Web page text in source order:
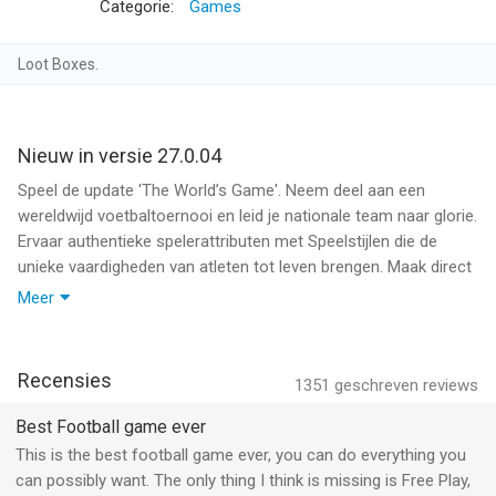
BOUW JE ULTIMATE TEAM 2026
van Dijk, Jude Bellingham en Cole Palmer, samen met klassieke
ICONs, waaronder Cruyff, van Persie, van Nistelrooy, Gullit,
Liverpool & Real Madrid.
Speel als een team uit de Premier League, Holland Eredivisie of
LALIGA EA SPORTS, waaronder Liverpool, Ajax en Real Madrid
of strijd om de Europacup in het UEFA Champions League-
toernooi.
-Kies je club, nationale team of je Ultimate Team
-Nodig vrienden uit voor een snelle voetbalwedstrijd & kijk wie
er het meest scoort
-Speel snelle games en speel met echte kampioenen
Categorie:
Games
Loot Boxes.
Nieuw in versie 27.0.04
Speel de update 'The World’s Game'. Neem deel aan een
wereldwijd voetbaltoernooi en leid je nationale team naar glorie.
Ervaar authentieke spelerattributen met Speelstijlen die de
unieke vaardigheden van atleten tot leven brengen. Maak direct
contact met vrienden en speel PVP in Snelle Wedstrijd. FC
soundtrack.
WERELDSPELTOERNOOI
Neem het op tegen de wereld in het internationale
voetbaltoernooi The World’s Game. Kies uit meer dan 50
Meer
1351 geschreven reviews
Recensies
Best Football game ever
This is the best football game ever, you can do everything you
can possibly want. The only thing I think is missing is Free Play,